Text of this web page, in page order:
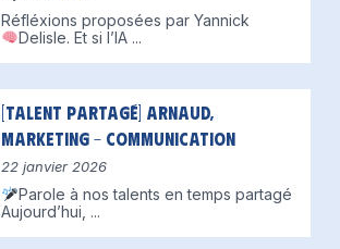
Réfléxions proposées par Yannick
Delisle. Et si l’IA ...
[Talent partagé] Arnaud,
Marketing – Communication
22 janvier 2026
Parole à nos talents en temps partagé
Aujourd’hui, ...